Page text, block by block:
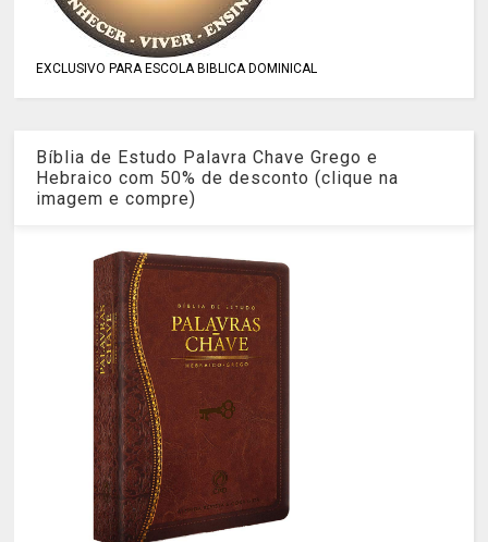
EXCLUSIVO PARA ESCOLA BIBLICA DOMINICAL
Bíblia de Estudo Palavra Chave Grego e
Hebraico com 50% de desconto (clique na
imagem e compre)